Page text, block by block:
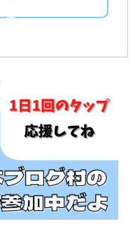
場
探
グ
す